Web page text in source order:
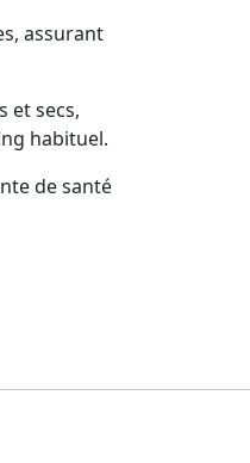
assurant
et secs,
habituel.
de santé